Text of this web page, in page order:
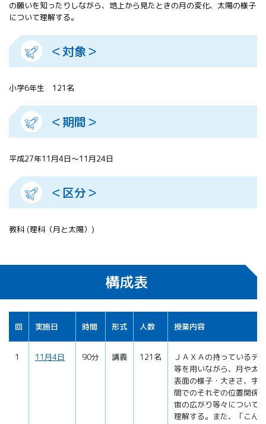
の願いを知ったりしながら、地上から見たときの月の変化、太陽の様子
について理解する。
＜対象＞
小学6年生 121名
＜期間＞
平成27年11月4日～11月24日
＜区分＞
教科 (理科（月と太陽）)
構成表
回 実施日 時間 形式 人数 授業内容
1 11月4日 90分 講義 121名
ＪＡＸＡの持っているデ
等を用いながら、月や太
表面の様子・大きさ、宇
間でのそれぞの位置関係
宙の広がり等々について
理解する。また、「こん